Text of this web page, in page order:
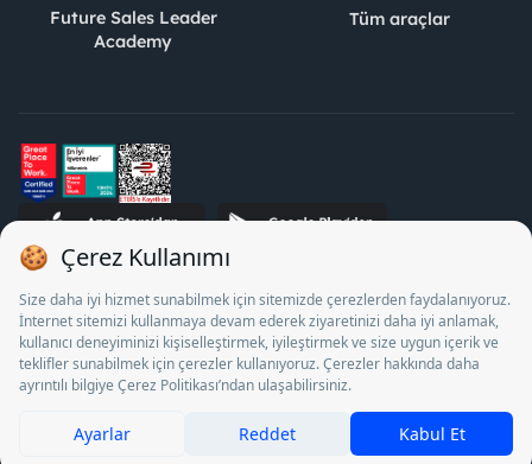
Future Sales Leader
Academy
Tüm araçlar
STJ İnsan Kaynakları Bilişim ve Danışmanlık A.Ş. Özel İstihdam
Bürosu Olarak 13/05/2025 - 12/05/2028 tarihleri arasında
faaliyette bulunmak üzere, Türkiye İş Kurumu tarafından
18/04/2025 tarih ve 18095710 sayılı karar uyarınca 1078 nolu
belge ile faaliyet göstermektedir. 4904 sayılı kanun uyarınca iş
arayanlardan ücret alınması yasaktır.